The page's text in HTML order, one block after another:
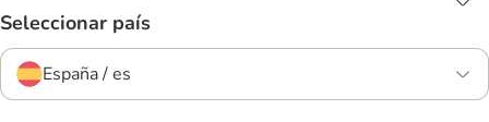
Seleccionar país
España / es